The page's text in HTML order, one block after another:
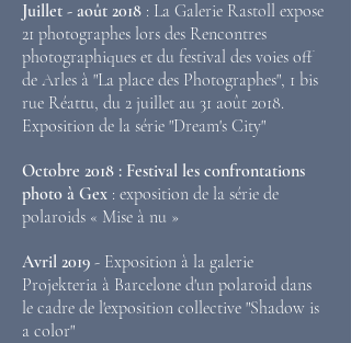
Juillet - août 2018 : La Galerie Rastoll expose
21 photographes lors des Rencontres
photographiques et du festival des voies off
de Arles à "La place des Photographes", 1 bis
rue Réattu, du 2 juillet au 31 août 2018.
Exposition de la série "Dream's City"
Octobre 2018 : Festival les confrontations
photo à Gex : exposition de la série de
polaroids « Mise à nu »
Avril 2019 - Exposition à la galerie
Projekteria à Barcelone d'un polaroid dans
le cadre de l'exposition collective "Shadow is
a color"